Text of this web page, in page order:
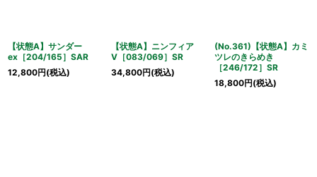
【状態A】サンダー
ex［204/165］SAR
12,800円(税込)
【状態A】ニンフィア
V［083/069］SR
34,800円(税込)
(No.361)【状態A】カミ
ツレのきらめき
［246/172］SR
18,800円(税込)